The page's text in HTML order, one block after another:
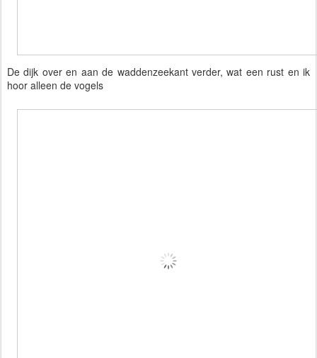
De dijk over en aan de waddenzeekant verder, wat een rust en ik
hoor alleen de vogels